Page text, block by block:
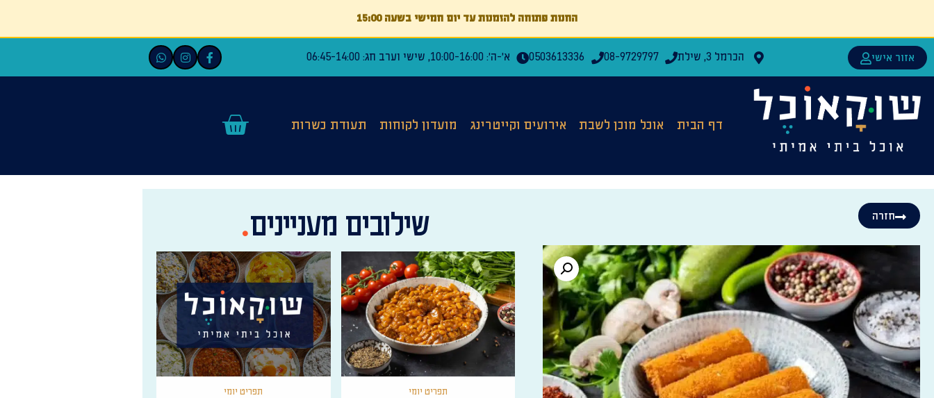
החנות פתוחה להזמנות עד יום חמישי בשעה 15:00
אזור אישי הכרמל 3, שילת 08-9729797
0503613336 א'-ה': 10:00-16:00, שישי וערב חג: 06:45-14:00
דף הבית אוכל מוכן לשבת אירועים וקייטרינג מועדון לקוחות תעודת כשרות
חזרה שילובים מעניינים
תפריט יומי תפריט יומי